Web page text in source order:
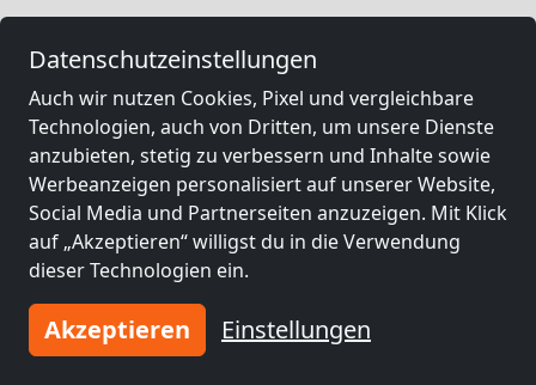
Datenschutzeinstellungen
Auch wir nutzen Cookies, Pixel und vergleichbare
Technologien, auch von Dritten, um unsere Dienste
anzubieten, stetig zu verbessern und Inhalte sowie
Werbeanzeigen personalisiert auf unserer Website,
Social Media und Partnerseiten anzuzeigen. Mit Klick
auf „Akzeptieren“ willigst du in die Verwendung
dieser Technologien ein.
Akzeptieren Einstellungen